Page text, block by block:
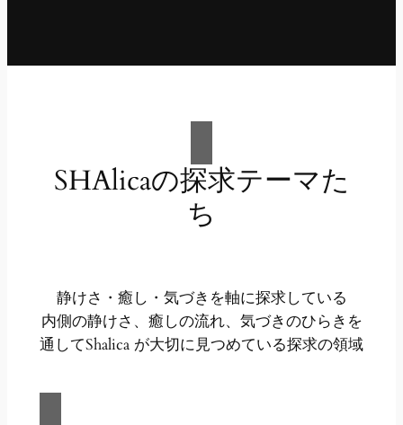
SHAlicaの探求テーマた
ち
静けさ・癒し・気づきを軸に探求している
内側の静けさ、癒しの流れ、気づきのひらきを
通してShalica が大切に見つめている探求の領域